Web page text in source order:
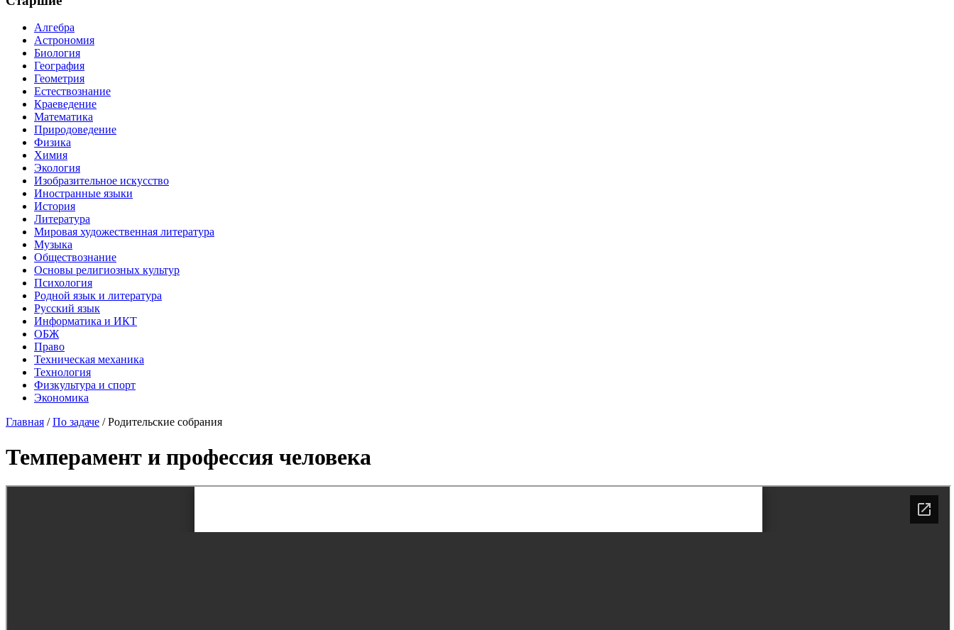
Алгебра
Астрономия
Биология
География
Геометрия
Естествознание
Краеведение
Математика
Природоведение
Физика
Химия
Экология
Изобразительное искусство
Иностранные языки
История
Литература
Мировая художественная литература
Музыка
Обществознание
Основы религиозных культур
Психология
Родной язык и литература
Русский язык
Информатика и ИКТ
ОБЖ
Право
Техническая механика
Технология
Физкультура и спорт
Экономика
Главная /По задаче /Родительские собрания
Темперамент и профессия человека